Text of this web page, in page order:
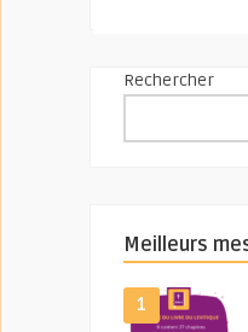
Rechercher
Meilleurs
1